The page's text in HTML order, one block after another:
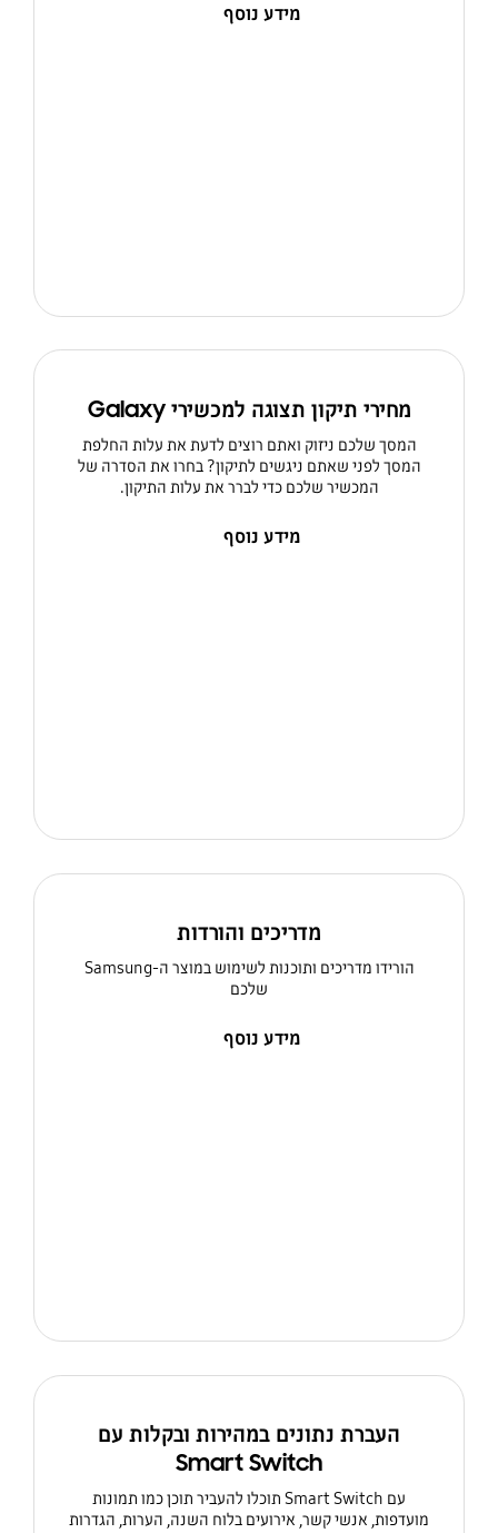
מידע נוסף
מחירי תיקון תצוגה למכשירי Galaxy
המסך שלכם ניזוק ואתם רוצים לדעת את עלות החלפת
המסך לפני שאתם ניגשים לתיקון? בחרו את הסדרה של
המכשיר שלכם כדי לברר את עלות התיקון.
מידע נוסף
מדריכים והורדות
הורידו מדריכים ותוכנות לשימוש במוצר ה-Samsung
שלכם
מידע נוסף
העברת נתונים במהירות ובקלות עם
Smart Switch
עם Smart Switch תוכלו להעביר תוכן כמו תמונות
מועדפות, אנשי קשר, אירועים בלוח השנה, הערות, הגדרות